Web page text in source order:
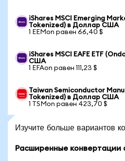
iShares MSCI Emerging
Tokenized) в Доллар США
1 EEMon равен 66,40 $
iShares MSCI EAFE ETF
США
1 EFAon равен 111,23 $
Taiwan Semiconductor
Tokenized) в Доллар США
1 TSMon равен 423,70 $
Изучите больше вариантов
Расширенные конвертации